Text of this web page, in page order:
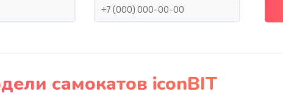
самокатов iconBIT